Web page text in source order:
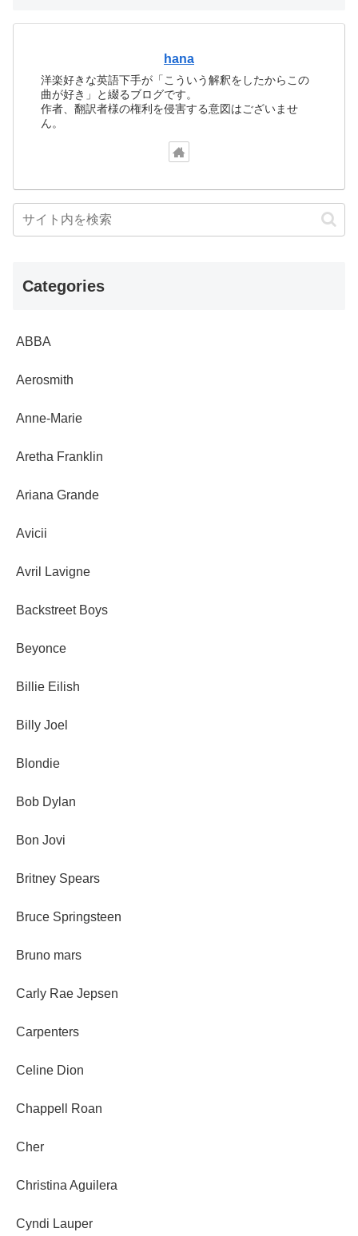
hana
洋楽好きな英語下手が「こういう解釈をしたからこの
曲が好き」と綴るブログです。
作者、翻訳者様の権利を侵害する意図はございませ
ん。
Categories
ABBA
Aerosmith
Anne-Marie
Aretha Franklin
Ariana Grande
Avicii
Avril Lavigne
Backstreet Boys
Beyonce
Billie Eilish
Billy Joel
Blondie
Bob Dylan
Bon Jovi
Britney Spears
Bruce Springsteen
Bruno mars
Carly Rae Jepsen
Carpenters
Celine Dion
Chappell Roan
Cher
Christina Aguilera
Cyndi Lauper